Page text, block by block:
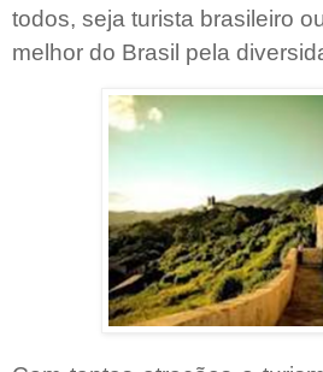
todos, seja turista brasileiro
melhor do Brasil pela